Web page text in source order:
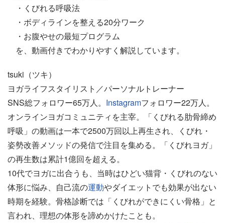
・くびれる呼吸法
・ボディラインを整える20分ワーク
・お腹やせの最短プログラム
を、動画付きでわかりやすく解説しています。
tsuki（ツキ）
ヨガライフスタイリスト／パーソナルトレーナー
SNS総フォロワー65万人。 Instagramフォロワー22万人。
オンラインヨガコミュニティを主宰。「くびれる肋骨締め
呼吸」の動画は一本で2500万回以上再生され、くびれ・
姿勢改善メソッドの発信で注目を集める。「くびれヨガ」
の再生数は累計1億回を超える。
10代でヨガに出合うも、当時はひどい猫背・くびれのない
体形に悩み、自己流の運動やダイエットでも効果が出ない
時期を経験。骨格診断では「くびれができにくい骨格」と
言われ、理想の体形を諦めかけたことも。